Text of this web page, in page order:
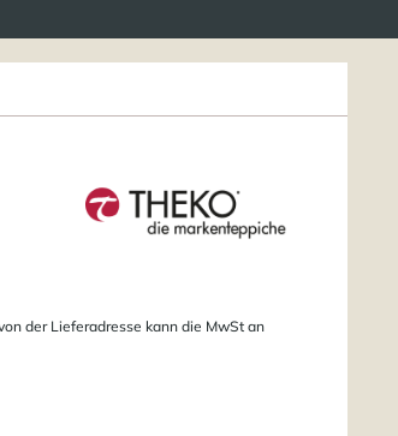
der Lieferadresse kann die MwSt an